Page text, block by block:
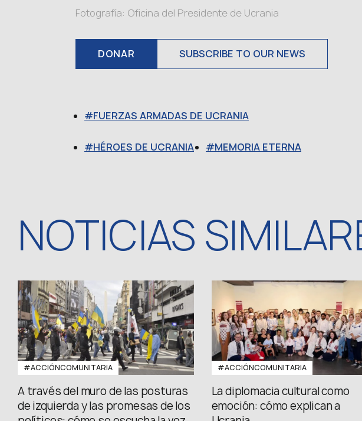
Fotografía: Oficina del Presidente de Ucrania
DONAR SUBSCRIBE TO OUR NEWS
FUERZAS ARMADAS DE UCRANIA
HÉROES DE UCRANIA MEMORIA ETERNA
NOTICIAS
#ACCIÓNCOMUNITARIA
A través del muro de las posturas
de izquierda y las promesas de los
#ACCIÓNCOMUNITARIA
La diplomacia cultural como
emoción: cómo explican a